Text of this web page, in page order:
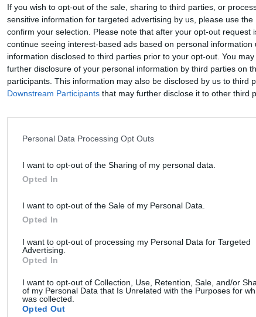
If you wish to opt-out of the sale, sharing to third parties, or
sensitive information for targeted advertising by us, please use
confirm your selection. Please note that after your opt-out request
continue seeing interest-based ads based on personal information
information disclosed to third parties prior to your opt-out. You
further disclosure of your personal information by third parties on
participants. This information may also be disclosed by us to third
Downstream Participants that may further disclose it to other third
Personal Data Processing Opt Outs
I want to opt-out of the Sharing of my personal data.
Opted In
I want to opt-out of the Sale of my Personal Data.
Opted In
I want to opt-out of processing my Personal Data for Targeted
Advertising.
Opted In
I want to opt-out of Collection, Use, Retention, Sale, and/or
of my Personal Data that Is Unrelated with the Purposes for
was collected.
Opted Out
pubblicità